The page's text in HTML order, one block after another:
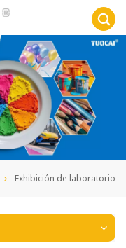
Exhibición de laboratorio